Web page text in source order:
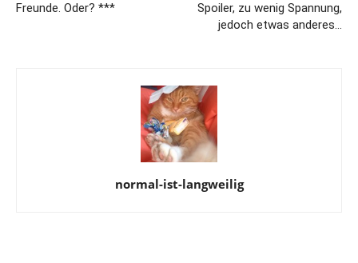
Freunde. Oder? ***
Spoiler, zu wenig Spannung,
jedoch etwas anderes…
normal-ist-langweilig